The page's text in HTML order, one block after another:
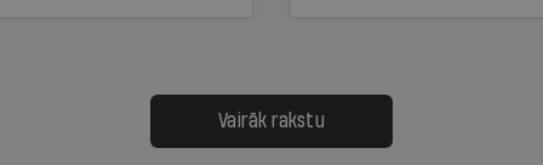
augstos procentus,
jau trīs dienas
nākamās sapulces
uzcītīga darba, mammas
atbalsts un drosme
meteovērojumus arī tad,
Vairāk rakstu